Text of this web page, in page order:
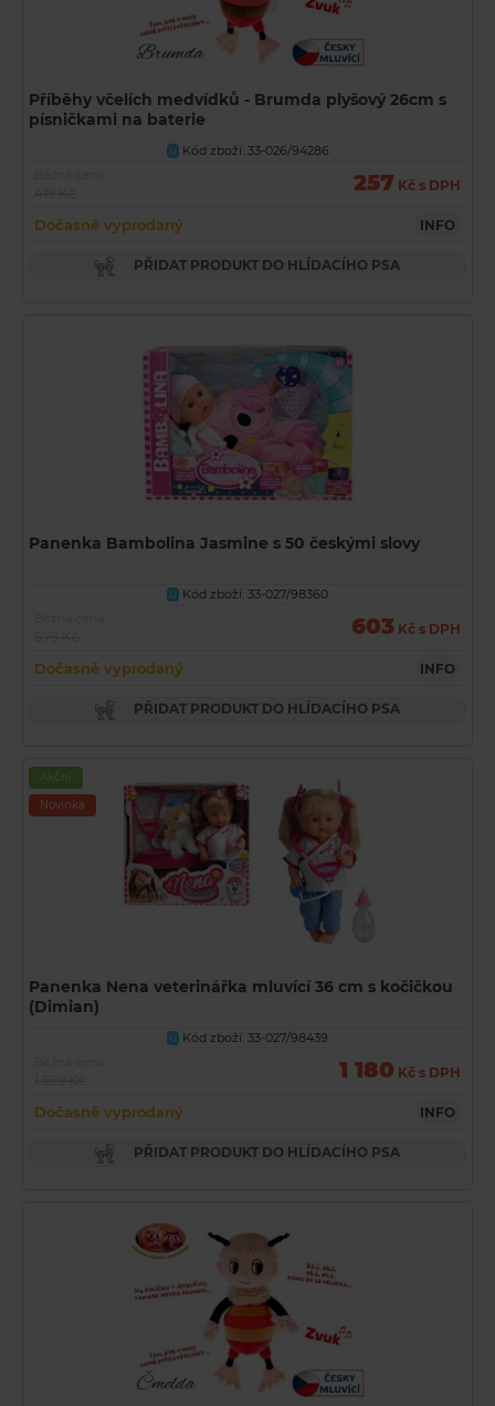
Příběhy včelích medvídků - Brumda plyšový 26cm s
písničkami na baterie
U Kód zboží: 33-026/94286
257 Kč s DPH
Dočasně vyprodaný INFO
PŘIDAT PRODUKT DO HLÍDACÍHO PSA
Panenka Bambolina Jasmine s 50 českými slovy
U
Kód zboží: 33-027/98360
603 Kč s DPH
Dočasně vyprodaný INFO
PŘIDAT PRODUKT DO HLÍDACÍHO PSA
Akční
Novinka
Panenka Nena veterinářka mluvící 36 cm s kočičkou
(Dimian)
U
Kód zboží: 33-027/98439
1 180 Kč s DPH
Dočasně vyprodaný INFO
PŘIDAT PRODUKT DO HLÍDACÍHO PSA